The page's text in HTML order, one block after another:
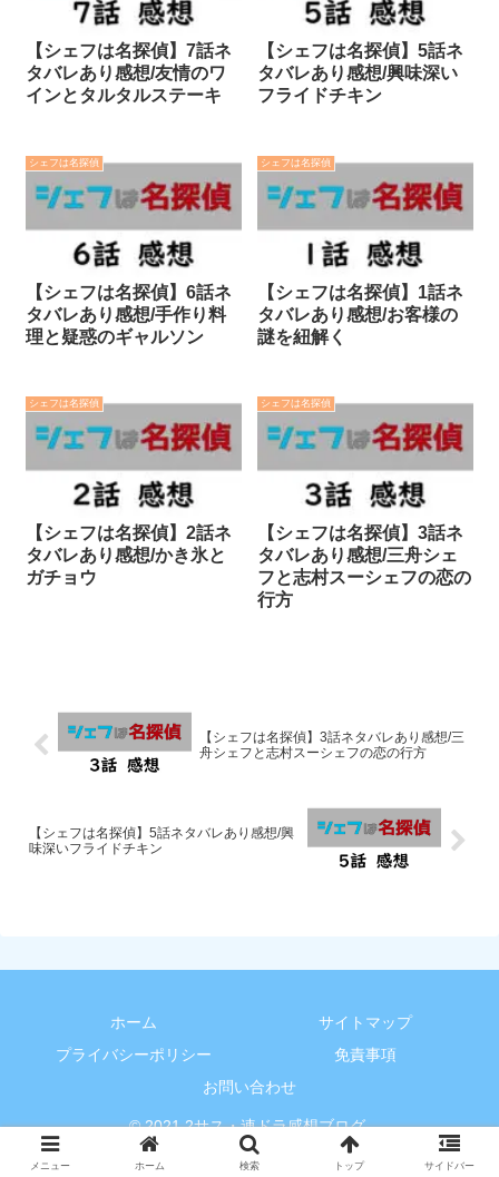
【シェフは名探偵】7話ネ
タバレあり感想/友情のワ
インとタルタルステーキ
【シェフは名探偵】5話ネ
タバレあり感想/興味深い
フライドチキン
シェフは名探偵
【シェフは名探偵】6話ネ
タバレあり感想/手作り料
理と疑惑のギャルソン
シェフは名探偵
【シェフは名探偵】1話ネ
タバレあり感想/お客様の
謎を紐解く
シェフは名探偵
【シェフは名探偵】2話ネ
タバレあり感想/かき氷と
ガチョウ
シェフは名探偵
【シェフは名探偵】3話ネ
タバレあり感想/三舟シェ
フと志村スーシェフの恋の
行方
【シェフは名探偵】3話ネタバレあり感想/三
舟シェフと志村スーシェフの恋の行方
【シェフは名探偵】5話ネタバレあり感想/興
味深いフライドチキン
ホーム
サイトマップ
プライバシーポリシー
免責事項
お問い合わせ
© 2021 2サス・連ドラ感想ブログ.
メニュー ホーム 検索 トップ サイドバー